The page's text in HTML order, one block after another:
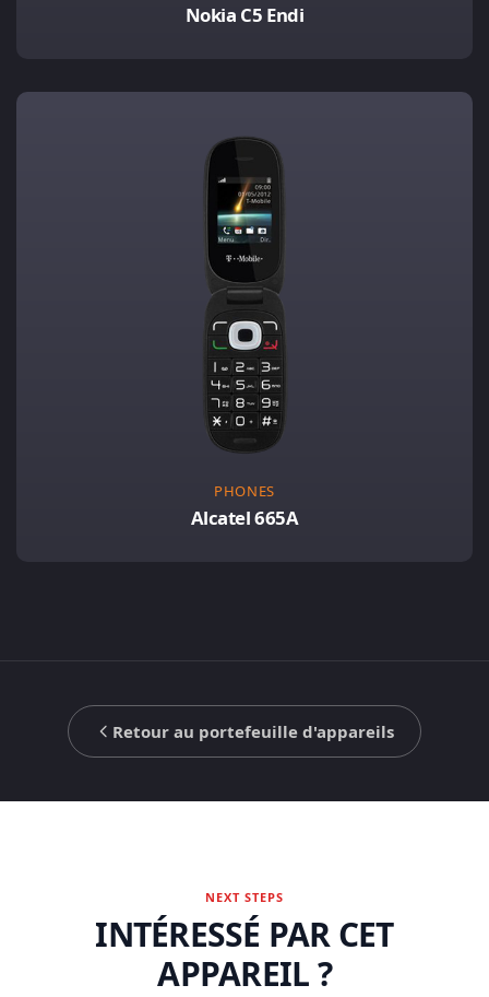
Nokia C5 Endi
PHONES
Alcatel 665A
Retour au portefeuille d'appareils
NEXT STEPS
INTÉRESSÉ PAR CET
APPAREIL ?